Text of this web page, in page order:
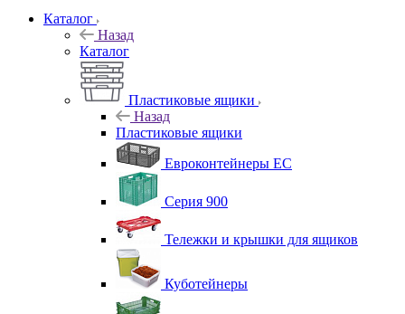
Каталог
Назад
Каталог
Пластиковые ящики
Назад
Пластиковые ящики
Евроконтейнеры ЕС
Серия 900
Тележки и крышки для ящиков
Куботейнеры